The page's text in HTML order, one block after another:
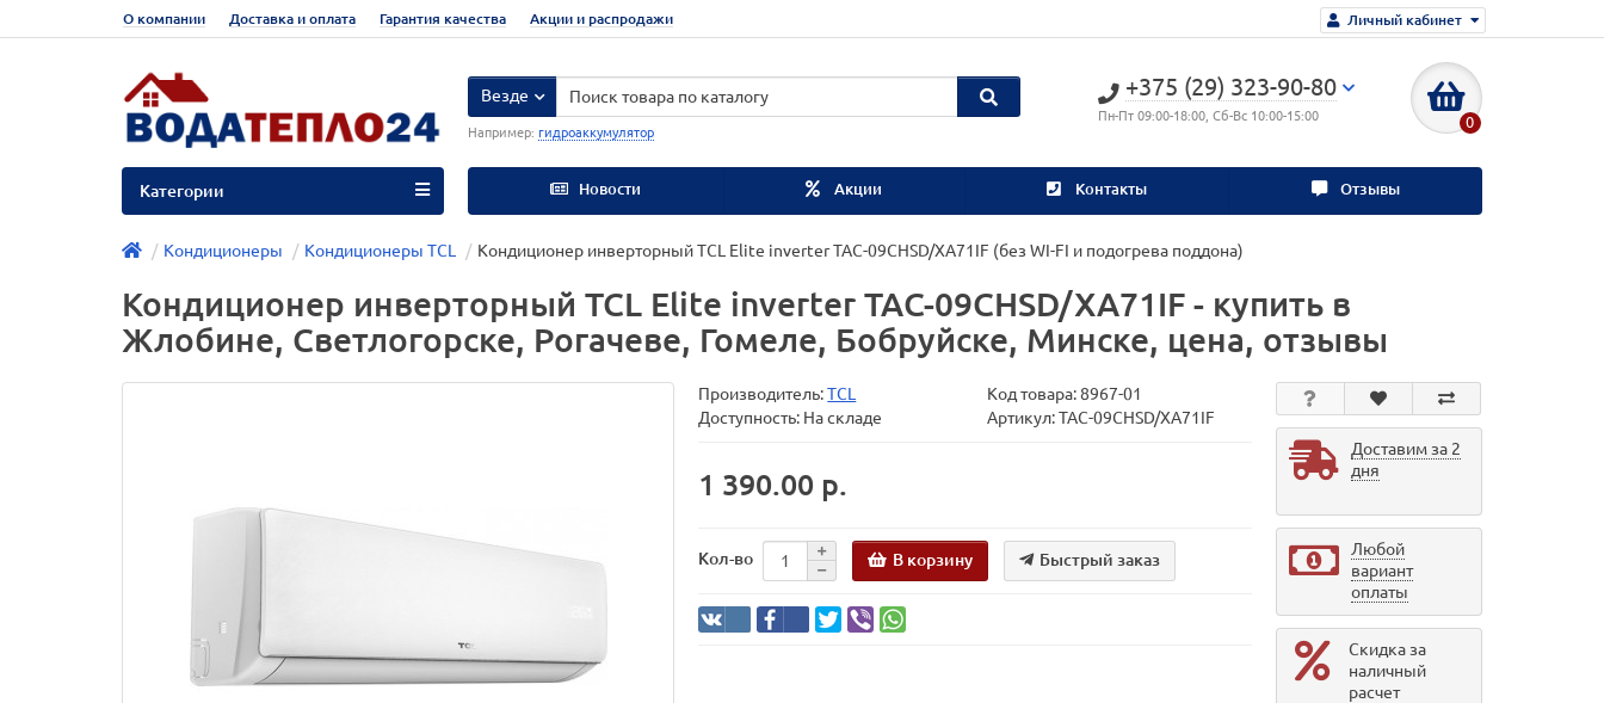
Личный кабинет
О компании Доставка и оплата Гарантия качества Акции и распродажи
+375 (29) 323-90-80
Пн-Пт 09:00-18:00, Сб-Вс 10:00-15:00 0
Везде
Например: гидроаккумулятор
Новости Акции Контакты Отзывы
Категории
Кондиционеры Кондиционеры TCL Кондиционер инверторный TCL Elite inverter TAC-09CHSD/XA71IF (без WI-FI и подогрева поддона)
Кондиционер инверторный TCL Elite inverter TAC-09CHSD/XA71IF - купить в
Жлобине, Светлогорске, Рогачеве, Гомеле, Бобруйске, Минске, цена, отзывы
Производитель:TCL Код товара:8967-01
Доступность: На складе
Артикул: TAC-09CHSD/XA71IF
1 390.00 р.
Кол-во В корзину Быстрый заказ
Доставим за 2
дня
Любой
вариант
оплаты
Скидка за
наличный
расчет